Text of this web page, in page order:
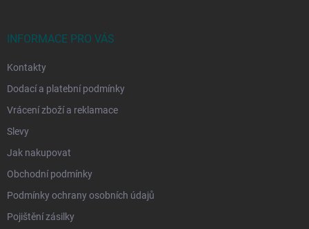
INFORMACE PRO VÁS
Kontakty
Dodací a platební podmínky
Vrácení zboží a reklamace
Slevy
Jak nakupovat
Obchodní podmínky
Podmínky ochrany osobních údajů
Pojištění zásilky